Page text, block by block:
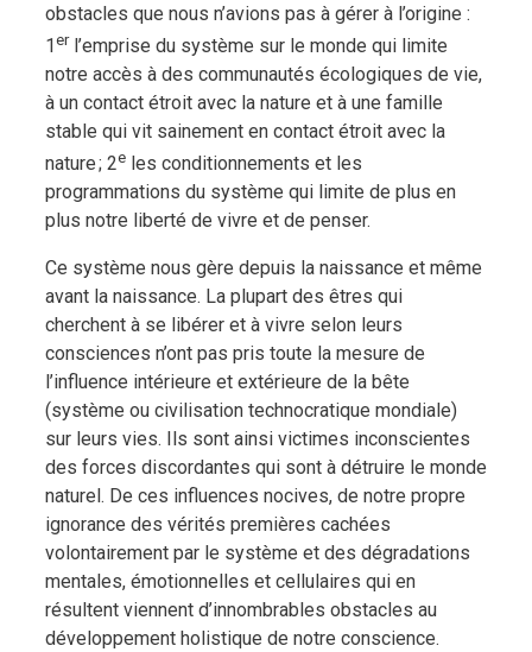
obstacles que nous n’avions pas à gérer à l’origine :
1erl’emprise du système sur le monde qui limite
notre accès à des communautés écologiques de vie,
à un contact étroit avec la nature et à une famille
stable qui vit sainement en contact étroit avec la
nature ; 2e les conditionnements et les
programmations du système qui limite de plus en
plus notre liberté de vivre et de penser.
Ce système nous gère depuis la naissance et même
avant la naissance. La plupart des êtres qui
cherchent à se libérer et à vivre selon leurs
consciences n’ont pas pris toute la mesure de
l’influence intérieure et extérieure de la bête
(système ou civilisation technocratique mondiale)
sur leurs vies. Ils sont ainsi victimes inconscientes
des forces discordantes qui sont à détruire le monde
naturel. De ces influences nocives, de notre propre
ignorance des vérités premières cachées
volontairement par le système et des dégradations
mentales, émotionnelles et cellulaires qui en
résultent viennent d’innombrables obstacles au
développement holistique de notre conscience.